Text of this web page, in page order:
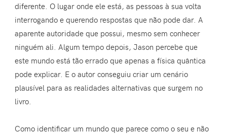
diferente. O lugar onde ele está, as pessoas à sua volta
interrogando e querendo respostas que não pode dar. A
aparente autoridade que possui, mesmo sem conhecer
ninguém ali. Algum tempo depois, Jason percebe que
este mundo está tão errado que apenas a física quântica
pode explicar. E o autor conseguiu criar um cenário
plausível para as realidades alternativas que surgem no
livro.
Como identificar um mundo que parece como o seu e não